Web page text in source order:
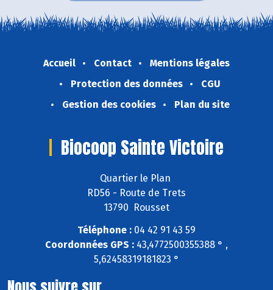
Accueil Contact
Mentions légales
Protection des données
CGU
Gestion des cookies
Plan du site
Biocoop Sainte Victoire
Quartier le Plan
RD56 - Route de Trets
13790 Rousset
Téléphone : 04 42 91 43 59
Coordonnées GPS : 43,4772500355388 ° ,
5,62458319181823 °